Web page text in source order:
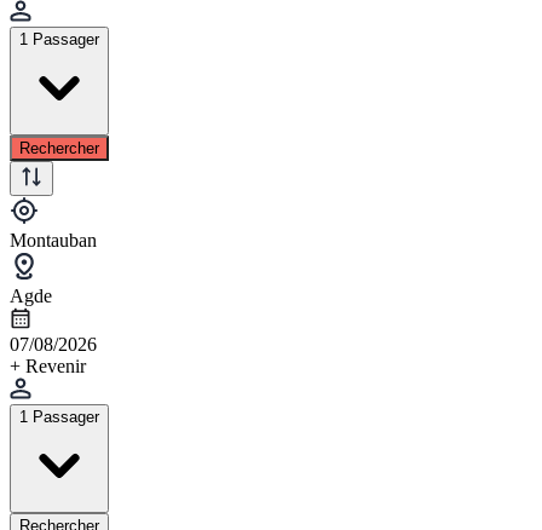
1 Passager
Rechercher
Montauban
Agde
07/08/2026
+ Revenir
1 Passager
Rechercher